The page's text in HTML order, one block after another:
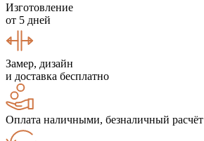
Изготовление
от 5 дней
Замер, дизайн
и доставка бесплатно
Оплата наличными, безналичный расчёт